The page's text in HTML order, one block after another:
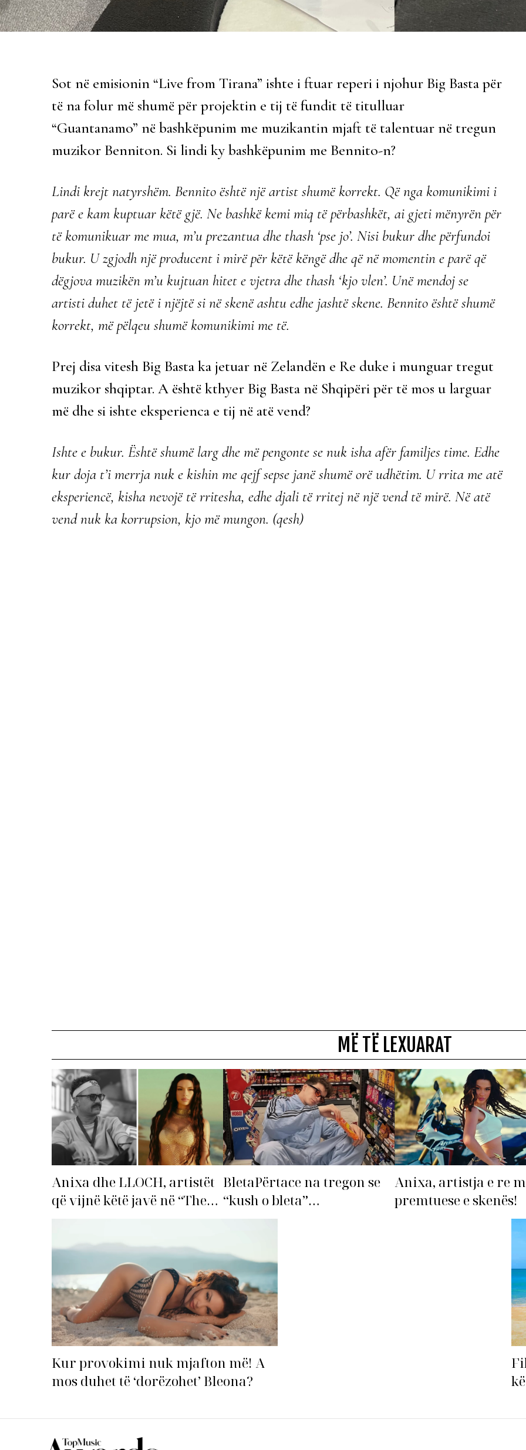
Sot në emisionin “Live from Tirana” ishte i ftuar reperi i njohur Big Basta për
të na folur më shumë për projektin e tij të fundit të titulluar
“Guantanamo” në bashkëpunim me muzikantin mjaft të talentuar në tregun
muzikor Benniton. Si lindi ky bashkëpunim me Bennito-n?
Lindi krejt natyrshëm. Bennito është një artist shumë korrekt. Që nga komunikimi i
parë e kam kuptuar këtë gjë. Ne bashkë kemi miq të përbashkët, ai gjeti mënyrën për
të komunikuar me mua, m’u prezantua dhe thash ‘pse jo’. Nisi bukur dhe përfundoi
bukur. U zgjodh një producent i mirë për këtë këngë dhe që në momentin e parë që
dëgjova muzikën m’u kujtuan hitet e vjetra dhe thash ‘kjo vlen’. Unë mendoj se
artisti duhet të jetë i njëjtë si në skenë ashtu edhe jashtë skene. Bennito është shumë
korrekt, më pëlqeu shumë komunikimi me të.
Prej disa vitesh Big Basta ka jetuar në Zelandën e Re duke i munguar tregut
muzikor shqiptar. A është kthyer Big Basta në Shqipëri për të mos u larguar
më dhe si ishte eksperienca e tij në atë vend?
Ishte e bukur. Është shumë larg dhe më pengonte se nuk isha afër familjes time. Edhe
kur doja t’i merrja nuk e kishin me qejf sepse janë shumë orë udhëtim. U rrita me atë
eksperiencë, kisha nevojë të rritesha, edhe djali të rritej në një vend të mirë. Në atë
vend nuk ka korrupsion, kjo më mungon. (qesh)
MË TË LEXUARAT
Anixa dhe LLOCH, artistët
që vijnë këtë javë në “The
BletaPërtace na tregon se
“kush o bleta”…
Anixa, artistja e re
premtuese e skenës!
Kur provokimi nuk mjafton më! A
mos duhet të ‘dorëzohet’ Bleona?